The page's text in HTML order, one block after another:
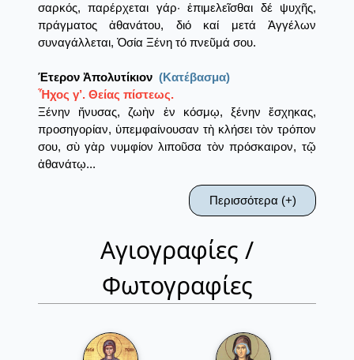
σαρκός, παρέρχεται γάρ· ἐπιμελεῖσθαι δέ ψυχῆς,
πράγματος ἀθανάτoυ, διό καί μετά Ἀγγέλων
συναγάλλεται, Ὁσία Ξένη τό πνεῦμά σου.
Έτερον Ἀπολυτίκιον (Κατέβασμα)
Ἦχος γ’. Θείας πίστεως.
Ξένην ἤνυσας, ζωὴν ἐν κόσμῳ, ξένην ἔσχηκας,
προσηγορίαν, ὑπεμφαίνουσαν τὴ κλήσει τὸν τρόπον
σου, σὺ γὰρ νυμφίον λιποῦσα τὸν πρόσκαιρον, τῷ
ἀθανάτῳ...
Περισσότερα (+)
Αγιογραφίες /
Φωτογραφίες